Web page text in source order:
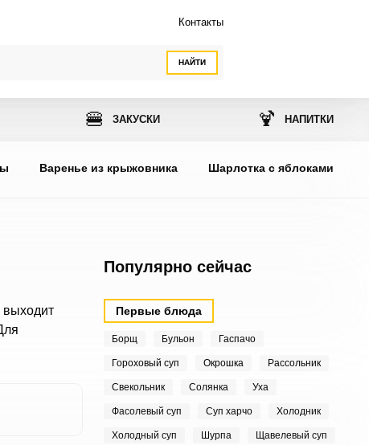
НАЙТИ
Контакты
🍔 ЗАКУСКИ 🍹 НАПИТКИ
Варенье из крыжовника Шарлотка с яблоками
выходит
Популярно сейчас
Первые блюда
Борщ Бульон Гаспачо
Гороховый суп Окрошка Рассольник
Свекольник Солянка Уха
Фасолевый суп Суп харчо Холодник
Холодный суп Шурпа Щавелевый суп